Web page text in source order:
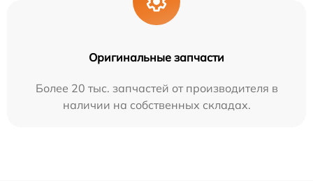
Оригинальные запчасти
Более 20 тыс. запчастей от производителя в
наличии на собственных складах.